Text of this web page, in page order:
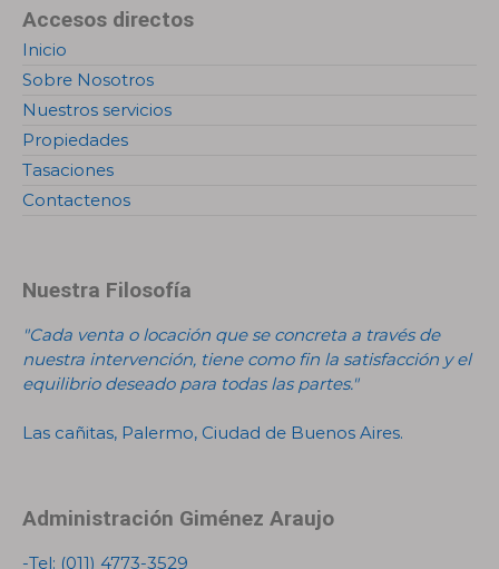
Accesos directos
Inicio
Sobre Nosotros
Nuestros servicios
Propiedades
Tasaciones
Contactenos
Nuestra Filosofía
"Cada venta o locación que se concreta a través de
nuestra intervención, tiene como fin la satisfacción y el
equilibrio deseado para todas las partes."
Las cañitas, Palermo, Ciudad de Buenos Aires.
Administración Giménez Araujo
-Tel: (011) 4773-3529